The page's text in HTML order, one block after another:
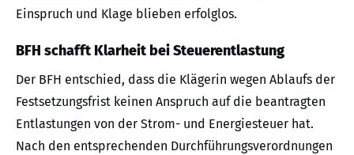
Einspruch und Klage blieben erfolglos.
BFH schafft Klarheit bei Steuerentlastung
Der BFH entschied, dass die Klägerin wegen Ablaufs der
Festsetzungsfrist keinen Anspruch auf die beantragten
Entlastungen von der Strom- und Energiesteuer hat.
Nach den entsprechenden Durchführungsverordnungen